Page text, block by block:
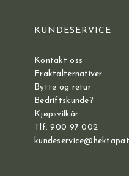
KUNDESERVICE
Kontakt oss
Fraktalternativer
Bytte og retur
Bedriftskunde?
Kjøpsvilkår
Tlf: 900 97 002